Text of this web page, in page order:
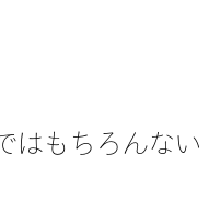
はもちろんない